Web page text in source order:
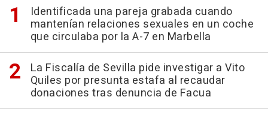
Identificada una pareja grabada cuando
mantenían relaciones sexuales en un coche
que circulaba por la A-7 en Marbella
La Fiscalía de Sevilla pide investigar a Vito
Quiles por presunta estafa al recaudar
donaciones tras denuncia de Facua